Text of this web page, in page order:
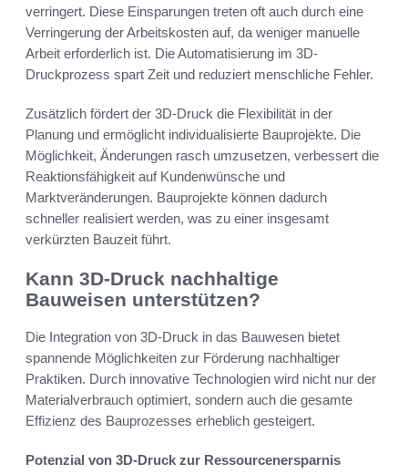
verringert. Diese Einsparungen treten oft auch durch eine
Verringerung der Arbeitskosten auf, da weniger manuelle
Arbeit erforderlich ist. Die Automatisierung im 3D-
Druckprozess spart Zeit und reduziert menschliche Fehler.
Zusätzlich fördert der 3D-Druck die Flexibilität in der
Planung und ermöglicht individualisierte Bauprojekte. Die
Möglichkeit, Änderungen rasch umzusetzen, verbessert die
Reaktionsfähigkeit auf Kundenwünsche und
Marktveränderungen. Bauprojekte können dadurch
schneller realisiert werden, was zu einer insgesamt
verkürzten Bauzeit führt.
Kann 3D-Druck nachhaltige
Bauweisen unterstützen?
Die Integration von 3D-Druck in das Bauwesen bietet
spannende Möglichkeiten zur Förderung nachhaltiger
Praktiken. Durch innovative Technologien wird nicht nur der
Materialverbrauch optimiert, sondern auch die gesamte
Effizienz des Bauprozesses erheblich gesteigert.
Potenzial von 3D-Druck zur Ressourcenersparnis